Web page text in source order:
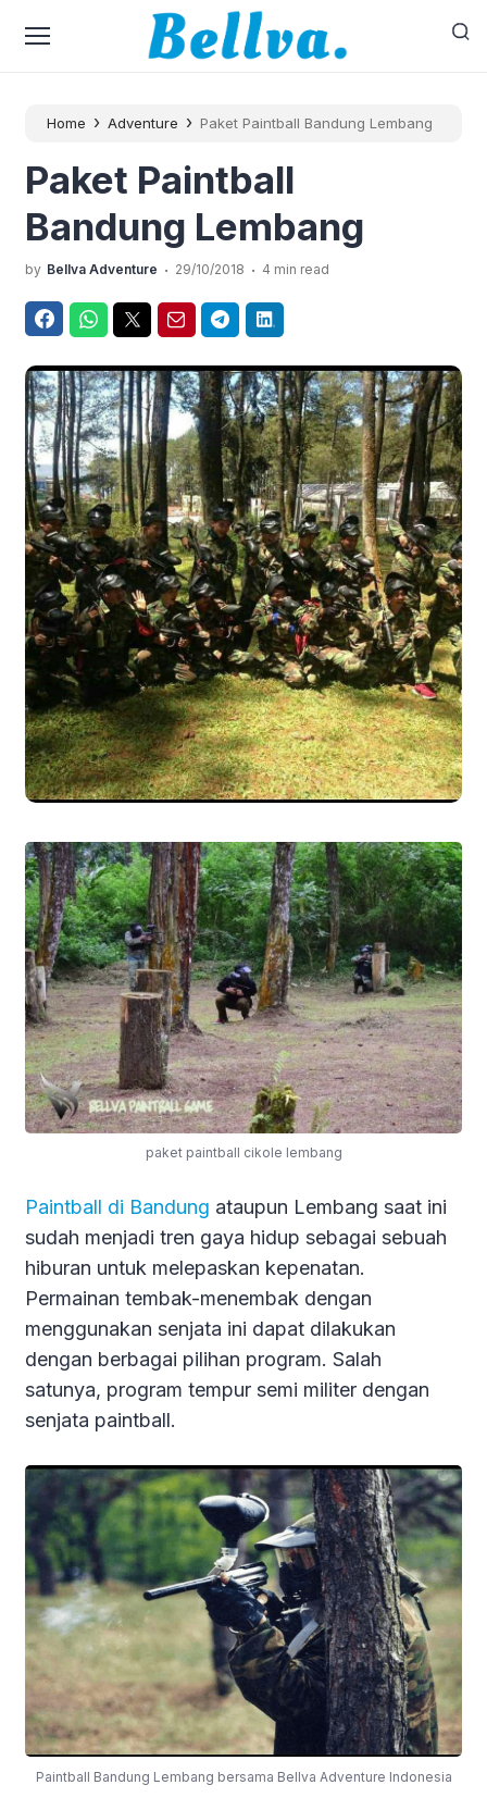
Home › Adventure › Paket Paintball Bandung Lembang
Paket Paintball
Bandung Lembang
by Bellva Adventure . 29/10/2018 . 4 min read
paket paintball cikole lembang
Paintball di Bandung ataupun Lembang saat ini
sudah menjadi tren gaya hidup sebagai sebuah
hiburan untuk melepaskan kepenatan.
Permainan tembak-menembak dengan
menggunakan senjata ini dapat dilakukan
dengan berbagai pilihan program. Salah
satunya, program tempur semi militer dengan
senjata paintball.
Paintball Bandung Lembang bersama Bellva Adventure Indonesia